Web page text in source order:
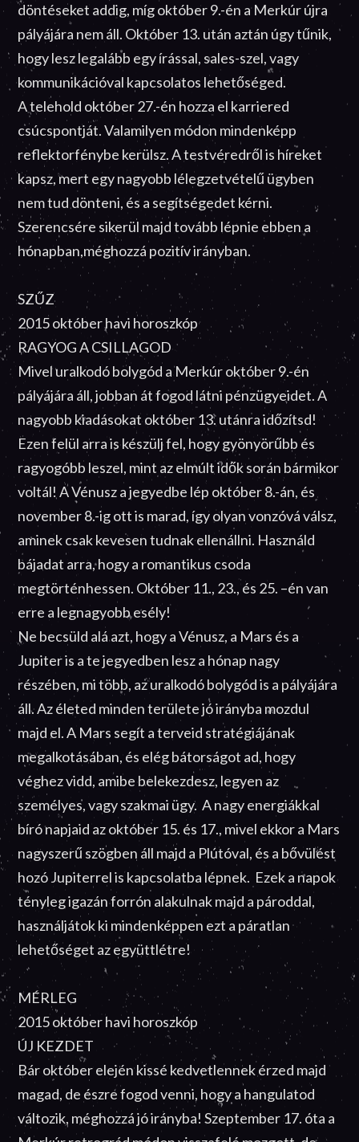
döntéseket addig, míg október 9.-én a Merkúr újra
pályájára nem áll. Október 13. után aztán úgy tűnik,
hogy lesz legalább egy írással, sales-szel, vagy
kommunikációval kapcsolatos lehetőséged.
A telehold október 27.-én hozza el karriered
csúcspontját. Valamilyen módon mindenképp
reflektorfénybe kerülsz. A testvéredről is híreket
kapsz, mert egy nagyobb lélegzetvételű ügyben
nem tud dönteni, és a segítségedet kérni.
Szerencsére sikerül majd tovább lépnie ebben a
hónapban,méghozzá pozitív irányban.
SZŰZ
2015 október havi horoszkóp
RAGYOG A CSILLAGOD
Mivel uralkodó bolygód a Merkúr október 9.-én
pályájára áll, jobban át fogod látni pénzügyeidet. A
nagyobb kiadásokat október 13. utánra időzítsd!
Ezen felül arra is készülj fel, hogy gyönyörűbb és
ragyogóbb leszel, mint az elmúlt idők során bármikor
voltál! A Vénusz a jegyedbe lép október 8.-án, és
november 8.-ig ott is marad, így olyan vonzóvá válsz,
aminek csak kevesen tudnak ellenállni. Használd
bájadat arra, hogy a romantikus csoda
megtörténhessen. Október 11., 23., és 25. –én van
erre a legnagyobb esély!
Ne becsüld alá azt, hogy a Vénusz, a Mars és a
Jupiter is a te jegyedben lesz a hónap nagy
részében, mi több, az uralkodó bolygód is a pályájára
áll. Az életed minden területe jó irányba mozdul
majd el. A Mars segít a terveid stratégiájának
megalkotásában, és elég bátorságot ad, hogy
véghez vidd, amibe belekezdesz, legyen az
személyes, vagy szakmai ügy. A nagy energiákkal
bíró napjaid az október 15. és 17., mivel ekkor a Mars
nagyszerű szögben áll majd a Plútóval, és a bővülést
hozó Jupiterrel is kapcsolatba lépnek. Ezek a napok
tényleg igazán forrón alakulnak majd a pároddal,
használjátok ki mindenképpen ezt a páratlan
lehetőséget az együttlétre!
MÉRLEG
2015 október havi horoszkóp
ÚJ KEZDET
Bár október elején kissé kedvetlennek érzed majd
magad, de észre fogod venni, hogy a hangulatod
változik, méghozzá jó irányba! Szeptember 17. óta a